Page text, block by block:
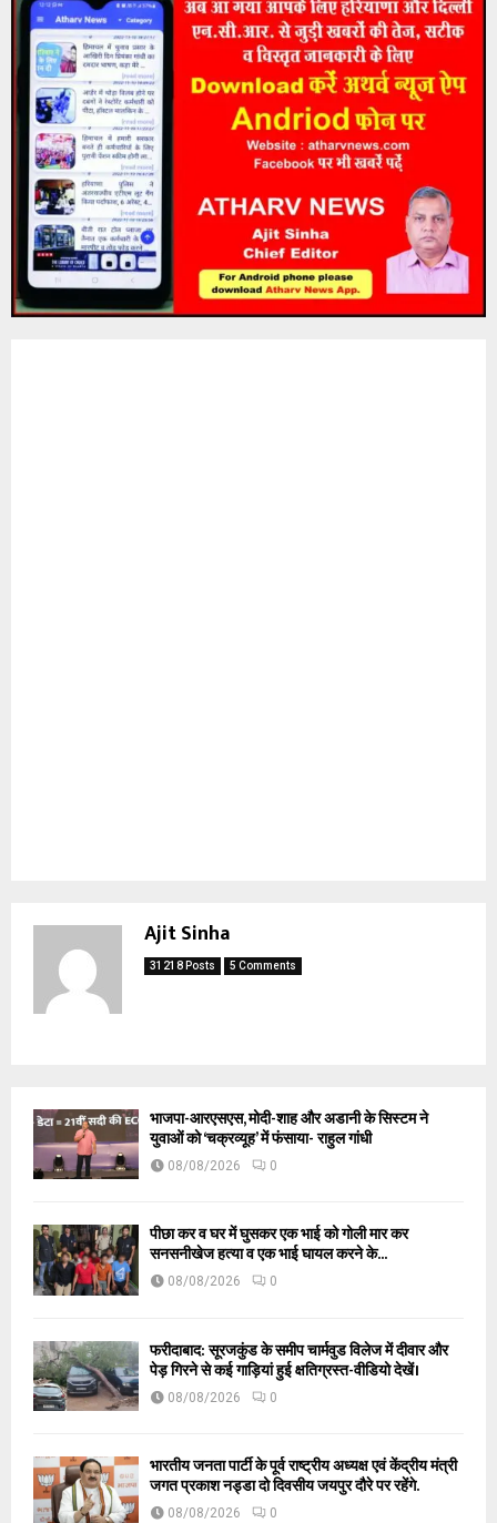
Ajit Sinha
31218 Posts 5 Comments
भाजपा-आरएसएस, मोदी-शाह और अडानी के सिस्टम ने
युवाओं को ‘चक्रव्यूह’ में फंसाया- राहुल गांधी
08/08/2026 0
पीछा कर व घर में घुसकर एक भाई को गोली मार कर
सनसनीखेज हत्या व एक भाई घायल करने के...
08/08/2026 0
फरीदाबाद: सूरजकुंड के समीप चार्मवुड विलेज में दीवार और
पेड़ गिरने से कई गाड़ियां हुई क्षतिग्रस्त-वीडियो देखें।
08/08/2026 0
भारतीय जनता पार्टी के पूर्व राष्ट्रीय अध्यक्ष एवं केंद्रीय मंत्री
जगत प्रकाश नड्डा दो दिवसीय जयपुर दौरे पर रहेंगे.
08/08/2026 0